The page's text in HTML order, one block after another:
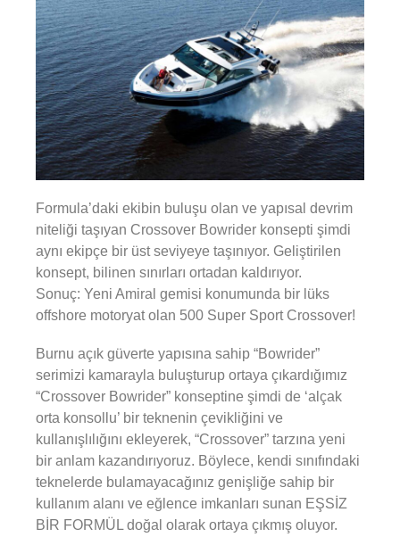
Formula’daki ekibin buluşu olan ve yapısal devrim
niteliği taşıyan Crossover Bowrider konsepti şimdi
aynı ekipçe bir üst seviyeye taşınıyor. Geliştirilen
konsept, bilinen sınırları ortadan kaldırıyor.
Sonuç: Yeni Amiral gemisi konumunda bir lüks
offshore motoryat olan 500 Super Sport Crossover!
Burnu açık güverte yapısına sahip “Bowrider”
serimizi kamarayla buluşturup ortaya çıkardığımız
“Crossover Bowrider” konseptine şimdi de ‘alçak
orta konsollu’ bir teknenin çevikliğini ve
kullanışlılığını ekleyerek, “Crossover” tarzına yeni
bir anlam kazandırıyoruz. Böylece, kendi sınıfındaki
teknelerde bulamayacağınız genişliğe sahip bir
kullanım alanı ve eğlence imkanları sunan EŞSİZ
BİR FORMÜL doğal olarak ortaya çıkmış oluyor.